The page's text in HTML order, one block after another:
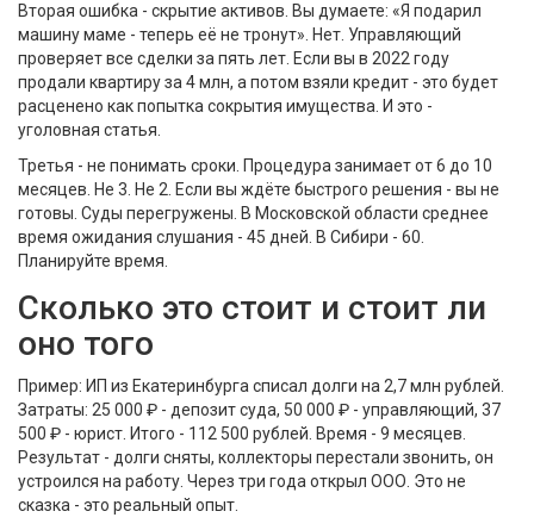
Вторая ошибка - скрытие активов. Вы думаете: «Я подарил
машину маме - теперь её не тронут». Нет. Управляющий
проверяет все сделки за пять лет. Если вы в 2022 году
продали квартиру за 4 млн, а потом взяли кредит - это будет
расценено как попытка сокрытия имущества. И это -
уголовная статья.
Третья - не понимать сроки. Процедура занимает от 6 до 10
месяцев. Не 3. Не 2. Если вы ждёте быстрого решения - вы не
готовы. Суды перегружены. В Московской области среднее
время ожидания слушания - 45 дней. В Сибири - 60.
Планируйте время.
Сколько это стоит и стоит ли
оно того
Пример: ИП из Екатеринбурга списал долги на 2,7 млн рублей.
Затраты: 25 000 ₽ - депозит суда, 50 000 ₽ - управляющий, 37
500 ₽ - юрист. Итого - 112 500 рублей. Время - 9 месяцев.
Результат - долги сняты, коллекторы перестали звонить, он
устроился на работу. Через три года открыл ООО. Это не
сказка - это реальный опыт.